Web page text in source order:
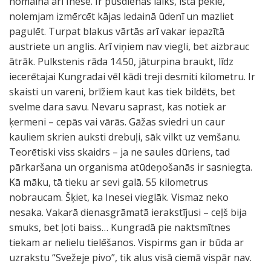
nolemjam izmērcēt kājas ledainā ūdenī un mazliet
pagulēt. Turpat blakus vārtās arī vakar iepazītā
austriete un anglis. Arī viņiem nav viegli, bet aizbrauc
ātrāk. Pulkstenis rāda 14.50, jāturpina braukt, līdz
iecerētajai Kungradai vēl kādi treji desmiti kilometru. Ir
skaisti un vareni, brīžiem kaut kas tiek bildēts, bet
svelme dara savu. Nevaru saprast, kas notiek ar
ķermeni – cepās vai vārās. Gāžas sviedri un caur
kauliem skrien auksti drebuļi, sāk vilkt uz vemšanu.
Teorētiski viss skaidrs – ja ne saules dūriens, tad
pārkaršana un organisma atūdeņošanās ir sasniegta.
Kā māku, tā tieku ar sevi galā. 55 kilometrus
nobraucam. Šķiet, ka Inesei vieglāk. Vismaz neko
nesaka. Vakarā dienasgrāmatā ierakstījusi – ceļš bija
smuks, bet ļoti baiss… Kungradā pie naktsmītnes
tiekam ar nelielu tielēšanos. Vispirms gan ir būda ar
uzrakstu “Svežeje pivo”, tik alus visā ciemā vispār nav.